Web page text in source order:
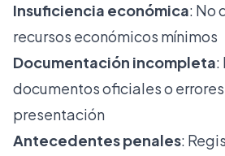
Insuficiencia económica: No
recursos económicos mínimos
Documentación incompleta:
documentos oficiales o errores
presentación
Antecedentes penales: